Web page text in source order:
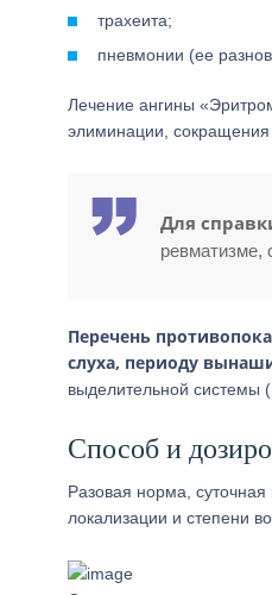
трахеита;
пневмонии (ее
Лечение ангины
элиминации, сокращения
Для
ревматизме,
Перечень
слуха, периоду
выделительной системы
Способ и
Разовая норма, суточная
локализации и степени